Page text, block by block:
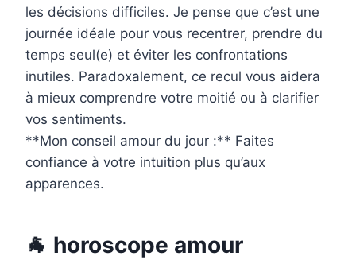
les décisions difficiles. Je pense que c’est une
journée idéale pour vous recentrer, prendre du
temps seul(e) et éviter les confrontations
inutiles. Paradoxalement, ce recul vous aidera
à mieux comprendre votre moitié ou à clarifier
vos sentiments.
**Mon conseil amour du jour :** Faites
confiance à votre intuition plus qu’aux
apparences.
🐐 horoscope amour